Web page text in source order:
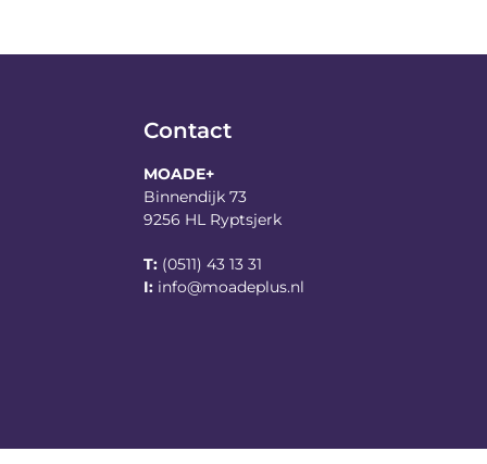
Contact
MOADE+
Binnendijk 73
9256 HL Ryptsjerk
T: (0511) 43 13 31
I: info@moadeplus.nl